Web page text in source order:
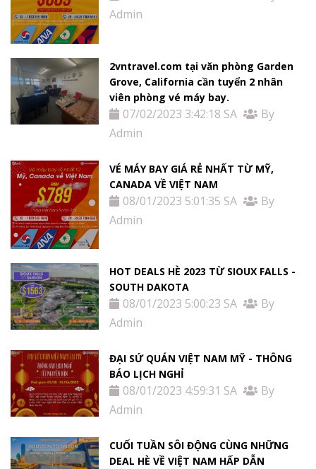
Admin
2vntravel.com tại văn phòng Garden
Grove, California cần tuyển 2 nhân
viên phòng vé máy bay.
07/02/2023 3:42:18 SA
By
Admin
VÉ MÁY BAY GIÁ RẺ NHẤT TỪ MỸ,
CANADA VỀ VIỆT NAM
08/01/2023 5:01:35 SA
By
Admin
HOT DEALS HÈ 2023 TỪ SIOUX FALLS -
SOUTH DAKOTA
08/01/2023 5:00:23 SA
By
Admin
ĐẠI SỨ QUÁN VIỆT NAM MỸ - THÔNG
BÁO LỊCH NGHỈ
08/01/2023 4:59:31 SA
By
Admin
CUỐI TUẦN SÔI ĐỘNG CÙNG NHỮNG
DEAL HÈ VỀ VIỆT NAM HẤP DẪN